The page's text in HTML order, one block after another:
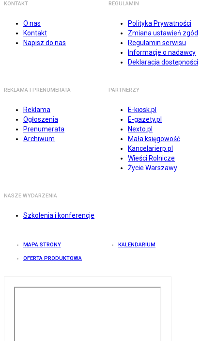
KONTAKT
O nas
Kontakt
Napisz do nas
REGULAMIN
Polityka Prywatności
Zmiana ustawień zgód
Regulamin serwisu
Informacje o nadawcy
Deklaracja dostępności
REKLAMA I PRENUMERATA
Reklama
Ogłoszenia
Prenumerata
Archiwum
PARTNERZY
E-kiosk.pl
E-gazety.pl
Nexto.pl
Mała księgowość
Kancelarierp.pl
Wieści Rolnicze
Życie Warszawy
NASZE WYDARZENIA
Szkolenia i konferencje
MAPA STRONY KALENDARIUM
OFERTA PRODUKTOWA